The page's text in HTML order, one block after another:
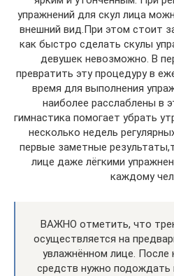
упражнений для скул лица
внешний вид.При этом стоит
как быстро сделать скулы
девушек невозможно. В
превратить эту процедуру в
время для выполнения
наиболее расслаблены в
гимнастика помогает убрать
несколько недель
первые заметные
лице даже лёгкими
каждому
ВАЖНО отметить, что
осуществляется на
увлажнённом лице. После
средств нужно подождать